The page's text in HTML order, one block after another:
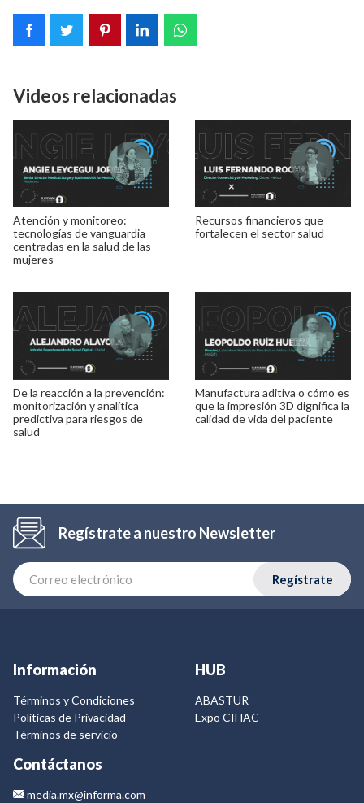
Videos relacionadas
Atención y monitoreo:
tecnologías de vanguardia
centradas en la salud de las
mujeres
Recursos financieros que
fortalecen el sector salud
De la reacción a la prevención:
monitorización y analítica
predictiva para riesgos de
salud
Manufactura aditiva o cómo es
que la impresión 3D dignifica la
calidad de vida del paciente
Regístrate a nuestro Newsletter
Regístrate
Información
Términos y Condiciones
Politicas de Privacidad
Términos de servicio
HUB
ABASTUR
Expo CIHAC
Contáctanos
media.mx@informa.com